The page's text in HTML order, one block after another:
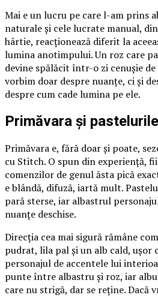
Mai e un lucru pe care l-am prins
naturale și cele lucrate manual,
hârtie, reacționează diferit la
lumina anotimpului. Un roz care
devine spălăcit într-o zi cenușie
vorbim doar despre nuanțe, ci și
despre cum cade lumina pe ele.
Primăvara și
Primăvara e, fără doar și poate,
cu Stitch. O spun din experiență,
comenzilor de genul ăsta pică
e blândă, difuză, iartă mult.
pară sterse, iar albastrul
nuanțe deschise.
Direcția cea mai sigură rămâne
pudrat, lila pal și un alb cald, ușor
personajul de accentele lui
punte între albastru și roz, iar
care nu strigă, dar se reține. Dacă